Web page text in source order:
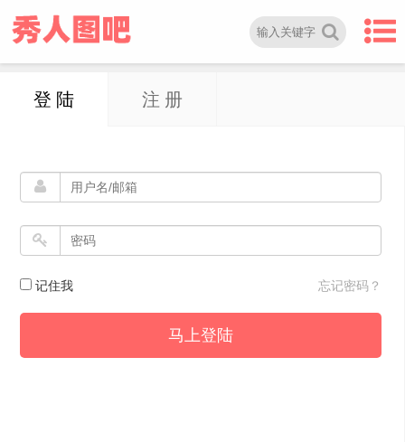
登 陆 注 册
记住我 忘记密码？
马上登陆